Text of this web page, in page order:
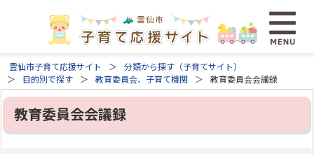
雲仙市子育て応援サイト
分類から探す（子育てサイト）
目的別で探す
教育委員会、子育て機関 教育委員会会議録
教育委員会会議録